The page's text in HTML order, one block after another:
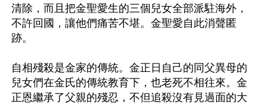
清除，而且把金聖愛生的三個兒女全部派駐海外，
不許回國，讓他們痛苦不堪。金聖愛自此消聲匿
跡。
自相殘殺是金家的傳統。金正日自己的同父異母的
兒女們在金氏的傳統教育下，也老死不相往來。金
正恩繼承了父親的殘忍，不但追殺沒有見過面的大